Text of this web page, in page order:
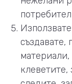
създавате,
клеветите,